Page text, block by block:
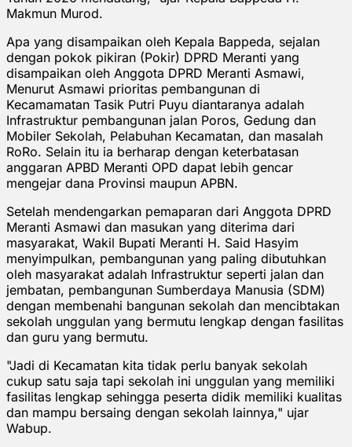
Makmun Murod.
Apa yang disampaikan oleh Kepala Bappeda, sejalan
dengan pokok pikiran (Pokir) DPRD Meranti yang
disampaikan oleh Anggota DPRD Meranti Asmawi,
Menurut Asmawi prioritas pembangunan di
Kecamamatan Tasik Putri Puyu diantaranya adalah
Infrastruktur pembangunan jalan Poros, Gedung dan
Mobiler Sekolah, Pelabuhan Kecamatan, dan masalah
RoRo. Selain itu ia berharap dengan keterbatasan
anggaran APBD Meranti OPD dapat lebih gencar
mengejar dana Provinsi maupun APBN.
Setelah mendengarkan pemaparan dari Anggota DPRD
Meranti Asmawi dan masukan yang diterima dari
masyarakat, Wakil Bupati Meranti H. Said Hasyim
menyimpulkan, pembangunan yang paling dibutuhkan
oleh masyarakat adalah Infrastruktur seperti jalan dan
jembatan, pembangunan Sumberdaya Manusia (SDM)
dengan membenahi bangunan sekolah dan mencibtakan
sekolah unggulan yang bermutu lengkap dengan fasilitas
dan guru yang bermutu.
"Jadi di Kecamatan kita tidak perlu banyak sekolah
cukup satu saja tapi sekolah ini unggulan yang memiliki
fasilitas lengkap sehingga peserta didik memiliki kualitas
dan mampu bersaing dengan sekolah lainnya," ujar
Wabup.